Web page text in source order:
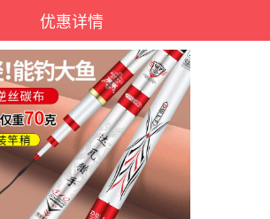
优惠详情